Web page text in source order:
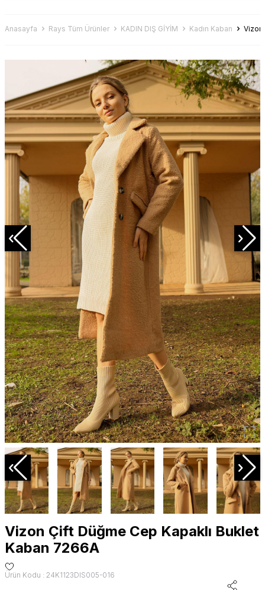
Anasayfa Rays Tüm Ürünler KADIN DIŞ GİYİM Kadın Kaban Vizon
Vizon Çift Düğme Cep Kapaklı Buklet
Kaban 7266A
Ürün Kodu : 24K1123DIS005-016